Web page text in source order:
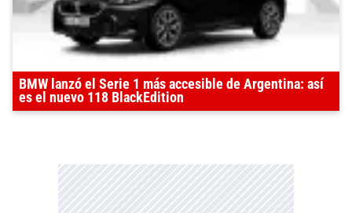
BMW lanzó el Serie 1 más accesible de Argentina: así
es el nuevo 118 BlackEdition